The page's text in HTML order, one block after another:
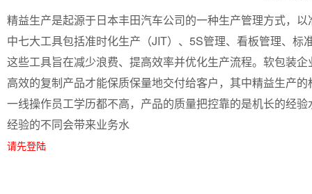
精益生产是起源于日本丰田汽车公司的一种生产管理方式，
中七大工具包括准时化生产（JIT）、5S管理、看板管理、
这些工具旨在减少浪费、提高效率并优化生产流程。软包装
高效的复制产品才能保质保量地交付给客户，其中精益生产
一线操作员工学历都不高，产品的质量把控靠的是机长的经
经验的不同会带来业务水
请先登陆